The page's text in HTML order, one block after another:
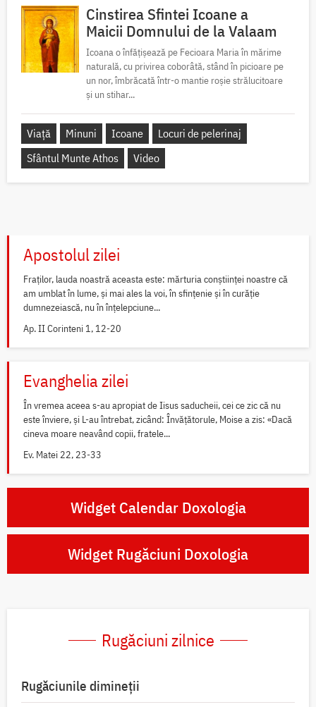
Cinstirea Sfintei Icoane a
Maicii Domnului de la Valaam
Icoana o înfățișează pe Fecioara Maria în mărime
naturală, cu privirea coborâtă, stând în picioare pe
un nor, îmbrăcată într-o mantie roșie strălucitoare
și un stihar...
Viață Minuni Icoane
Locuri de pelerinaj
Sfântul Munte Athos
Video
Apostolul zilei
Fraților, lauda noastră aceasta este: mărturia conștiinței noastre că
am umblat în lume, și mai ales la voi, în sfințenie și în curăție
dumnezeiască, nu în înțelepciune...
Ap. II Corinteni 1, 12-20
Evanghelia zilei
În vremea aceea s-au apropiat de Iisus saducheii, cei ce zic că nu
este înviere, și L-au întrebat, zicând: Învățătorule, Moise a zis: «Dacă
cineva moare neavând copii, fratele...
Ev. Matei 22, 23-33
Widget Calendar Doxologia
Widget Rugăciuni Doxologia
Rugăciuni zilnice
Rugăciunile dimineții